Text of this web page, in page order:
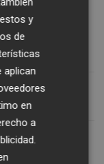
y
de
aplican
en
a